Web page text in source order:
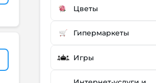
Цветы
Гипермаркеты
Игры